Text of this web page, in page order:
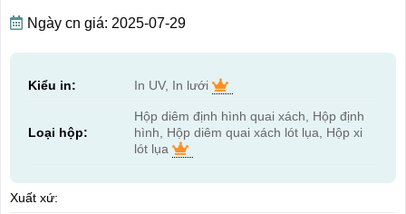
Ngày cn giá: 2025-07-29
Kiểu in: In UV, In lưới
Loại hộp:
Hộp diêm định hình quai xách, Hộp định
hình, Hộp diêm quai xách lót lụa, Hộp xi
lót lụa
Xuất xứ: